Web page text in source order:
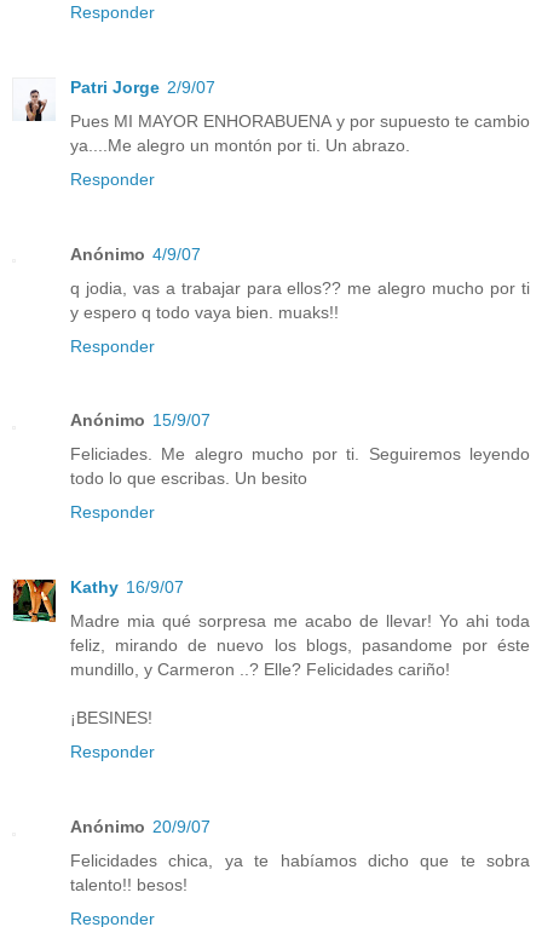
Responder
Patri Jorge 2/9/07
Pues MI MAYOR ENHORABUENA y por supuesto te cambio
ya....Me alegro un montón por ti. Un abrazo.
Responder
Anónimo 4/9/07
q jodia, vas a trabajar para ellos?? me alegro mucho por ti
y espero q todo vaya bien. muaks!!
Responder
Anónimo 15/9/07
Feliciades. Me alegro mucho por ti. Seguiremos leyendo
todo lo que escribas. Un besito
Responder
Kathy 16/9/07
Madre mia qué sorpresa me acabo de llevar! Yo ahi toda
feliz, mirando de nuevo los blogs, pasandome por éste
mundillo, y Carmeron ..? Elle? Felicidades cariño!
¡BESINES!
Responder
Anónimo 20/9/07
Felicidades chica, ya te habíamos dicho que te sobra
talento!! besos!
Responder